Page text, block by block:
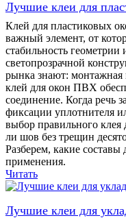
Лучшие клеи для
Клей для пластиковых
важный элемент, от
стабильность геометрии
светопрозрачной
рынка знают: монтажная
клей для окон ПВХ
соединение. Когда речь
фиксации уплотнителя
выбор правильного
ли шов без трещин
Разберем, какие
применения.
Читать
Лучшие клеи для